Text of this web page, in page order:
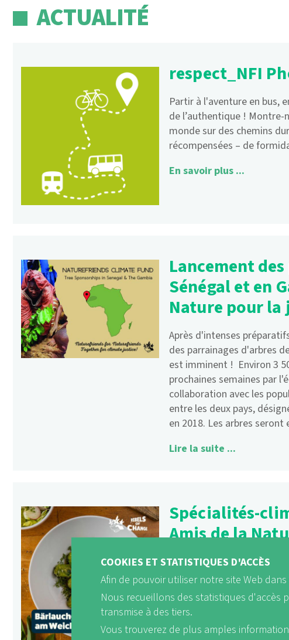
ACTUALITÉ
respect_NFI
Partir à l'aventure en bus,
de l’authentique !
monde sur des chemins
récompensées – de
En savoir plus ...
Lancement
Sénégal et en
Nature pour
Après d'intenses
des parrainages d'arbres
est imminent ! Environ 3
prochaines semaines par
collaboration avec les
entre les deux pays,
en 2018. Les arbres
Lire la suite ...
Spécialités-
Amis de la
gourmandise !
Notre alimentation a une
écologique. Le secteur
émissions mondiales de
imputable aux produits
COOKIES ET STATISTIQUES D'ACCÈS
Afin de pouvoir utiliser notre site Web
Nous recueillons des statistiques d'accès
transmise à des tiers.
Vous trouverez de plus amples